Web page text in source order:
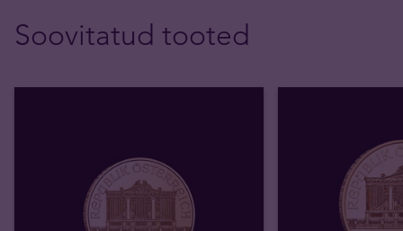
Soovitatud tooted